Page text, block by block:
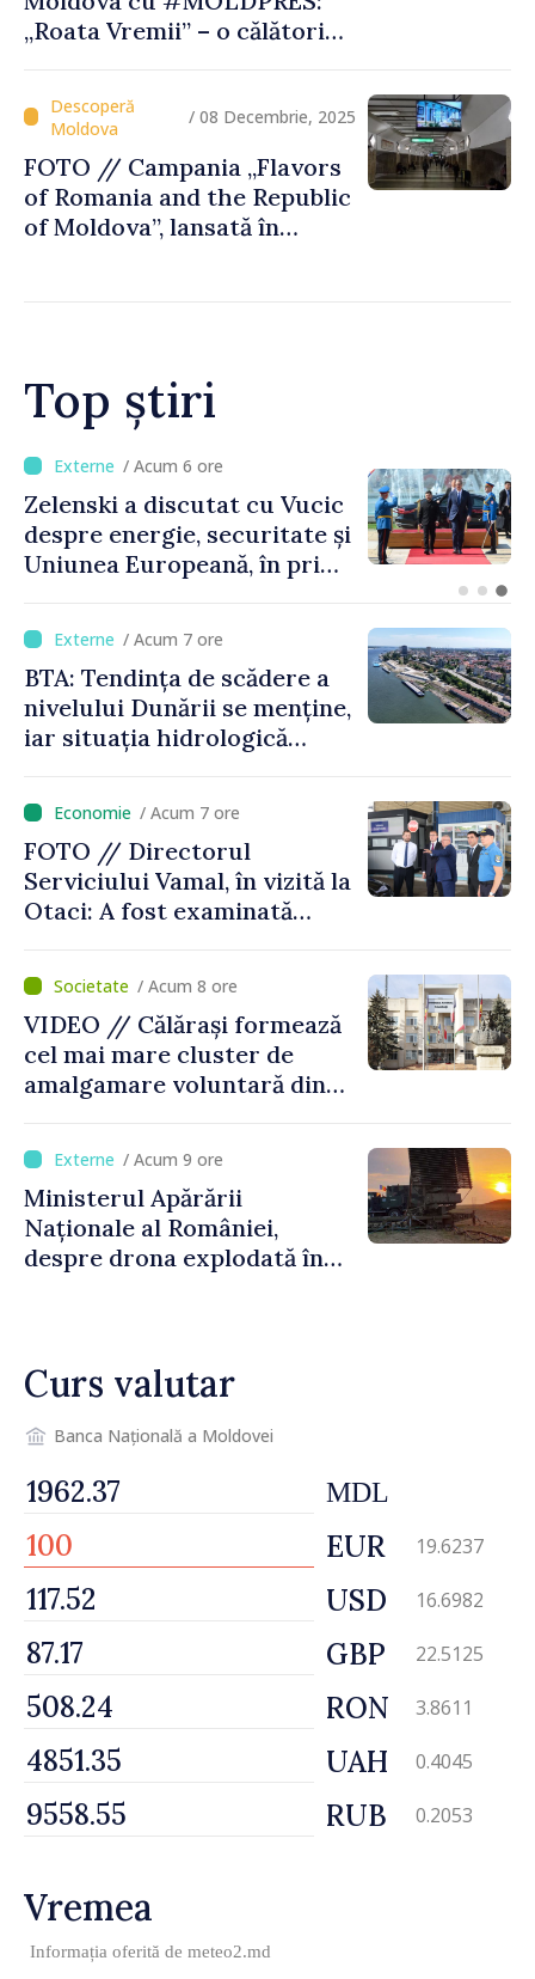
„Roata Vremii” – o călătorie
Gastronomice
/ 08 Decembrie, 2025
FOTO // Campania „Flavors
of Romania and the Republic
of Moldova”, lansată în
Top știri
/ Acum 2 ore
Bulgaria: Ambasadoarea
Ucrainei, convocată la
Ministerul de Externe în
/ Acum 7 ore
BTA: Tendința de scădere a
nivelului Dunării se menține,
iar situația hidrologică
/ Acum 7 ore
FOTO // Directorul
Serviciului Vamal, în vizită la
Otaci: A fost examinată
control vamal cu un scanner
performant/ Acum 8 ore
VIDEO // Călărași formează
cel mai mare cluster de
amalgamare voluntară din
orășenesc a aprobat decizia
finală
/ Acum 9 ore
Ministerul Apărării
Naționale al României,
despre drona explodată în
Curs valutar
Banca Națională a Moldovei
MDL
EUR 19.6237
USD 16.6982
GBP 22.5125
RON 3.8611
UAH 0.4045
RUB 0.2053
Vremea
Informația oferită de meteo2.md